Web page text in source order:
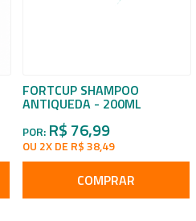
FORTCUP SHAMPOO
ANTIQUEDA - 200ML
POR: R$ 76,99
OU 2X DE R$ 38,49
COMPRAR